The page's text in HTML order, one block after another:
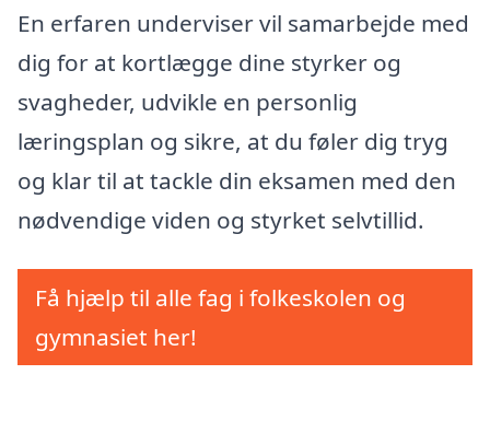
En erfaren underviser vil samarbejde med
dig for at kortlægge dine styrker og
svagheder, udvikle en personlig
læringsplan og sikre, at du føler dig tryg
og klar til at tackle din eksamen med den
nødvendige viden og styrket selvtillid.
Få hjælp til alle fag i folkeskolen og
gymnasiet her!